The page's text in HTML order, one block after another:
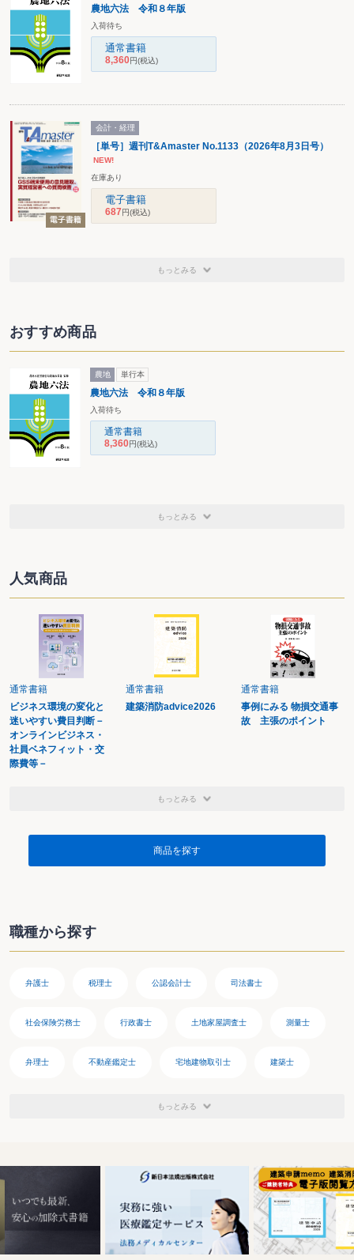
農地六法 令和８年版
入荷待ち
通常書籍
8,360円(税込)
会計・経理
［単号］週刊T&Amaster No.1133（2026年8月3日号）
NEW!
在庫あり
電子書籍
687円(税込)
もっとみる
おすすめ商品
農地 単行本
農地六法 令和８年版
入荷待ち
通常書籍
8,360円(税込)
もっとみる
人気商品
通常書籍
ビジネス環境の変化と
迷いやすい費目判断－
オンラインビジネス・
社員ベネフィット・交
際費等－
通常書籍
建築消防advice2026
通常書籍
事例にみる 物損交通事
故 主張のポイント
もっとみる
商品を探す
職種から探す
弁護士 税理士 公認会計士 司法書士
社会保険労務士 行政書士 土地家屋調査士 測量士
弁理士 不動産鑑定士 宅地建物取引士 建築士
登記官 警察官
消防職員 議員 公証人
もっとみる